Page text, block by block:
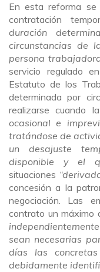
En esta reforma se
contratación
duración
circunstancias de
persona
servicio regulado
Estatuto de los
determinada por
realizarse cuando
ocasional e
tratándose de
un desajuste
disponible y el
situaciones
concesión a la
negociación. Las
contrato un máximo
sean necesarias
días las
debidamente